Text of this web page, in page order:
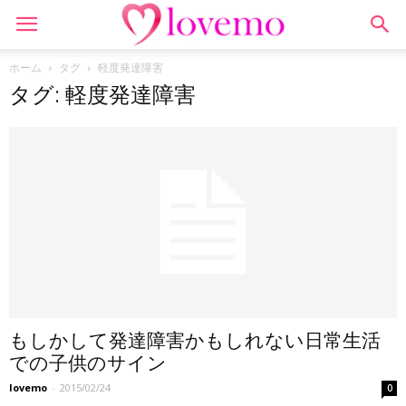
ホーム タグ 軽度発達障害
タグ: 軽度発達障害
もしかして発達障害かもしれない日常生活
での子供のサイン
lovemo - 2015/02/24 0